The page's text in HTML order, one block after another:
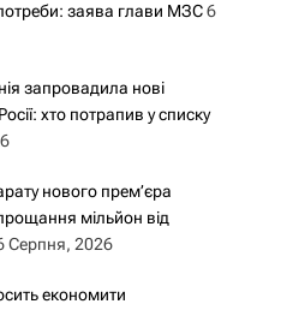
потреби: заява глави МЗС 6
запровадила нові
хто потрапив у списку
нового прем’єра
мільйон від
Серпня, 2026
економити